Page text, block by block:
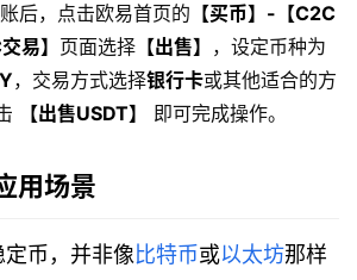
后，点击欧易首页的 【买币】-【C2C
易】 页面选择 【出售】 ，设定币种为
，交易方式选择银行卡或其他适合的方
【出售USDT】 即可完成操作。
用场景
定币，并非像比特币或以太坊那样